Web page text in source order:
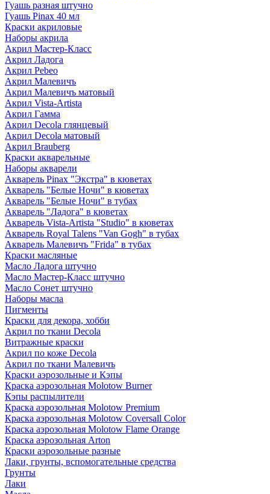
Гуашь разная штучно
Гуашь Pinax 40 мл
Краски акриловые
Наборы акрила
Акрил Мастер-Класс
Акрил Ладога
Акрил Pebeo
Акрил Малевичъ
Акрил Малевичъ матовый
Акрил Vista-Artista
Акрил Гамма
Акрил Decola глянцевый
Акрил Decola матовый
Акрил Brauberg
Краски акварельные
Наборы акварели
Акварель Pinax "Экстра" в кюветах
Акварель "Белые Ночи" в кюветах
Акварель "Белые Ночи" в тубах
Акварель "Ладога" в кюветах
Акварель Vista-Artista "Studio" в кюветах
Акварель Royal Talens "Van Gogh" в тубах
Акварель Малевичъ "Frida" в тубах
Краски масляные
Масло Ладога штучно
Масло Мастер-Класс штучно
Масло Сонет штучно
Наборы масла
Пигменты
Краски для декора, хобби
Акрил по ткани Decola
Витражные краски
Акрил по коже Decola
Акрил по ткани Малевичъ
Краски аэрозольные и Кэпы
Краска аэрозольная Molotow Burner
Кэпы распылители
Краска аэрозольная Molotow Premium
Краска аэрозольная Molotow Coversall Color
Краска аэрозольная Molotow Flame Orange
Краска аэрозольная Arton
Краски аэрозольные разные
Лаки, грунты, вспомогательные средства
Грунты
Лаки